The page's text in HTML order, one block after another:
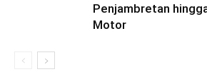
Penjambretan
Motor